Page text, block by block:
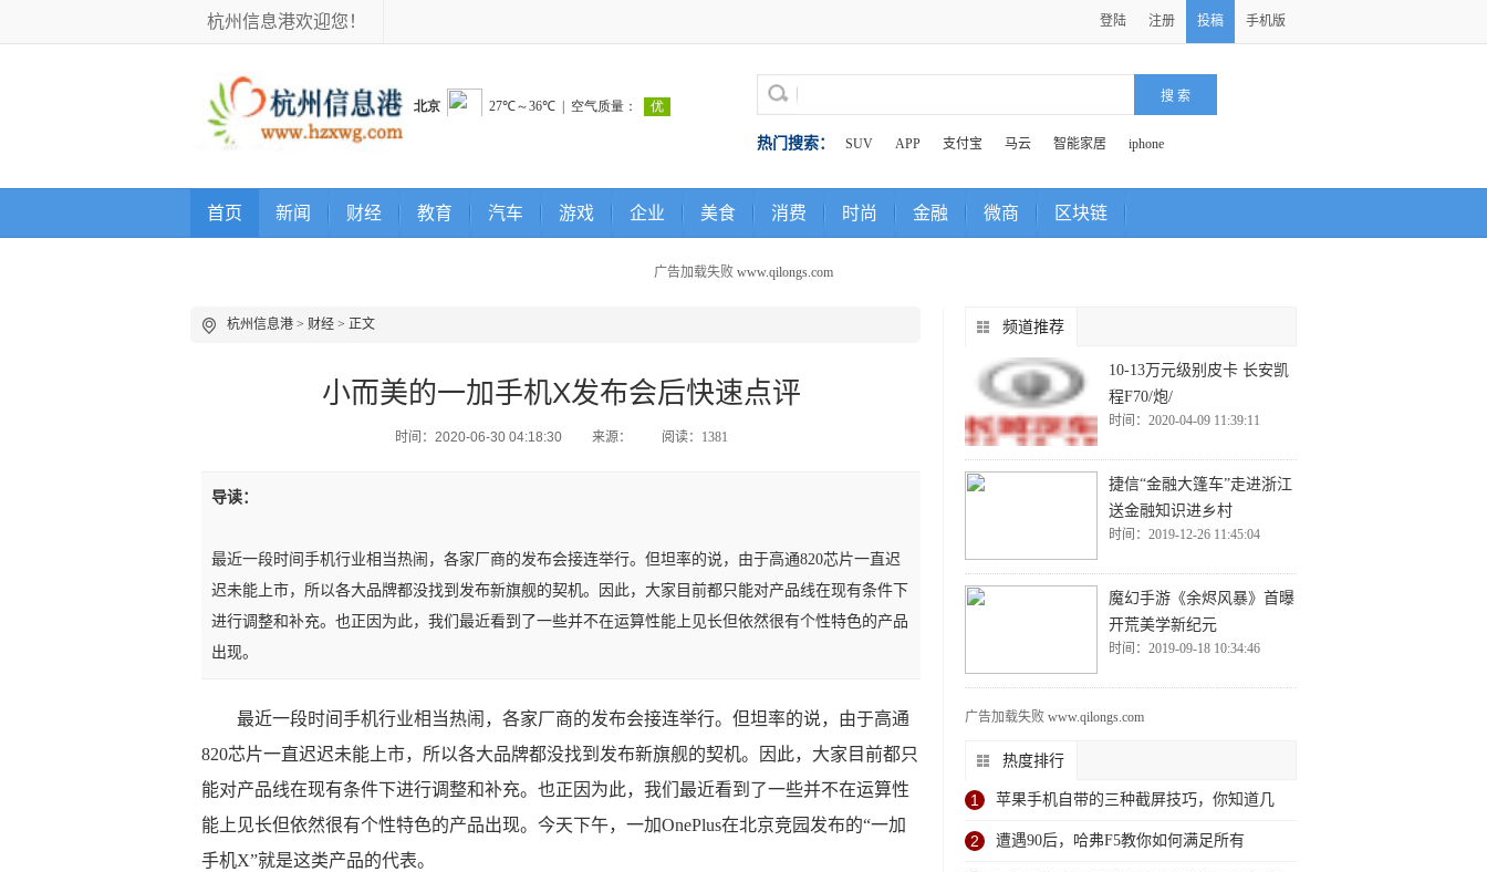
杭州信息港欢迎您！ 登陆 注册 投稿 手机版
热门搜索： SUV APP 支付宝 马云 智能家居 iphone
首页 新闻 财经 教育 汽车 游戏 企业 美食 消费 时尚 金融 微商 区块链
广告加载失败 www.qilongs.com
杭州信息港 > 财经 > 正文
小而美的一加手机X发布会后快速点评
时间：2020-06-30 04:18:30 来源： 阅读：1381
导读：
最近一段时间手机行业相当热闹，各家厂商的发布会接连举行。但坦率的说，由于高通820芯片一直迟
迟未能上市，所以各大品牌都没找到发布新旗舰的契机。因此，大家目前都只能对产品线在现有条件下
进行调整和补充。也正因为此，我们最近看到了一些并不在运算性能上见长但依然很有个性特色的产品
出现。
最近一段时间手机行业相当热闹，各家厂商的发布会接连举行。但坦率的说，由于高通
820芯片一直迟迟未能上市，所以各大品牌都没找到发布新旗舰的契机。因此，大家目前都只
能对产品线在现有条件下进行调整和补充。也正因为此，我们最近看到了一些并不在运算性
能上见长但依然很有个性特色的产品出现。今天下午，一加OnePlus在北京竞园发布的“一加
手机X”就是这类产品的代表。
频道推荐
10-13万元级别皮卡 长安凯
程F70/炮/
时间：2020-04-09 11:39:11
捷信“金融大篷车”走进浙江
送金融知识进乡村
时间：2019-12-26 11:45:04
魔幻手游《余烬风暴》首曝
开荒美学新纪元
时间：2019-09-18 10:34:46
广告加载失败 www.qilongs.com
热度排行
1 苹果手机自带的三种截屏技巧，你知道几
个？现
2 遭遇90后，哈弗F5教你如何满足所有